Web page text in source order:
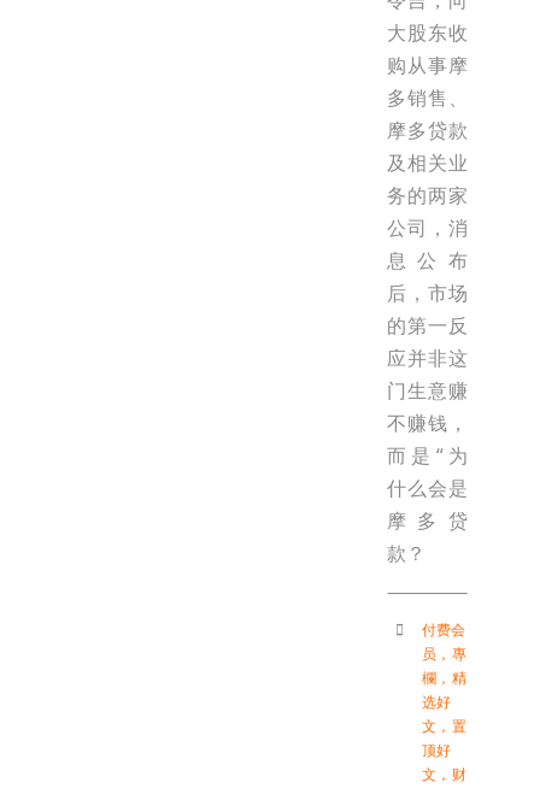
大股东收
购从事摩
多销售、
摩多贷款
及相关业
务的两家
公司，消
息公布
后，市场
的第一反
应并非这
门生意赚
不赚钱，
而是“为
什么会是
摩多贷
款？
付费会
员 ， 專
欄 ， 精
选好
文 ， 置
顶好
文 ， 财